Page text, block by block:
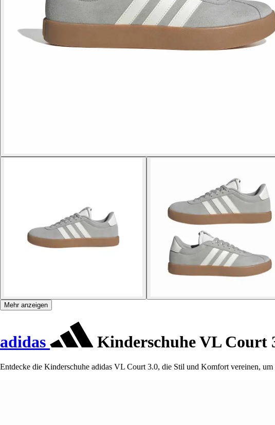
Mehr anzeigen
adidas Kinderschuhe VL Court
Entdecke die Kinderschuhe adidas VL Court 3.0, die Stil und Komfort vereinen,